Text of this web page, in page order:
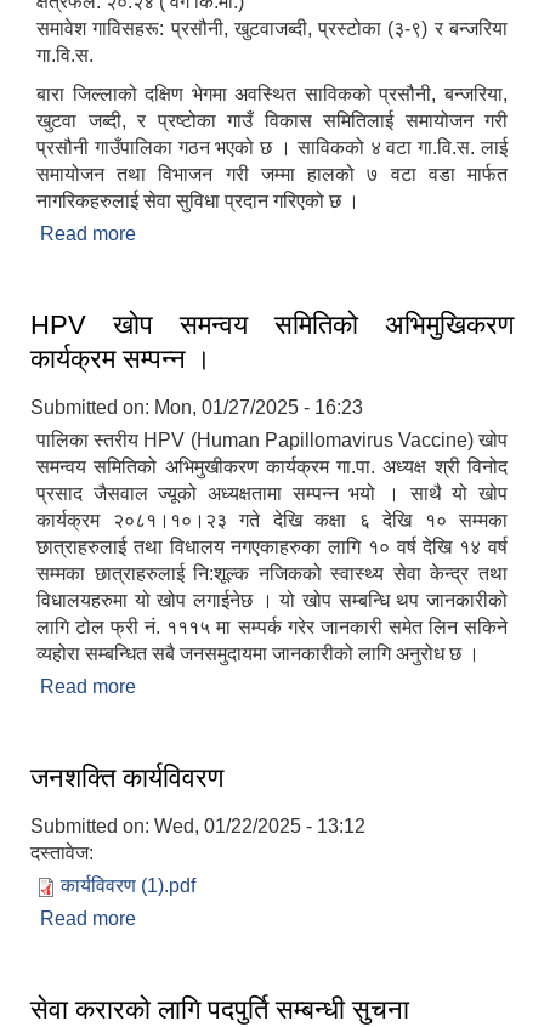
समावेश गाविसहरू: प्रसौनी, खुटवाजब्दी, प्रस्टोका (३-९) र बन्जरिया
गा.वि.स.
बारा जिल्लाको दक्षिण भेगमा अवस्थित साविकको प्रसौनी, बन्जरिया,
खुटवा जब्दी, र प्रष्टोका गाउँ विकास समितिलाई समायोजन गरी
प्रसौनी गाउँपालिका गठन भएको छ । साविकको ४ वटा गा.वि.स. लाई
समायोजन तथा विभाजन गरी जम्मा हालको ७ वटा वडा मार्फत
नागरिकहरुलाई सेवा सुविधा प्रदान गरिएको छ ।
Read more
HPV खोप समन्वय समितिको अभिमुखिकरण
कार्यक्रम सम्पन्न ।
Submitted on: Mon, 01/27/2025 - 16:23
पालिका स्तरीय HPV (Human Papillomavirus Vaccine) खोप
समन्वय समितिको अभिमुखीकरण कार्यक्रम गा.पा. अध्यक्ष श्री विनोद
प्रसाद जैसवाल ज्यूको अध्यक्षतामा सम्पन्न भयो । साथै यो खोप
कार्यक्रम २०८१।१०।२३ गते देखि कक्षा ६ देखि १० सम्मका
छात्राहरुलाई तथा विधालय नगएकाहरुका लागि १० वर्ष देखि १४ वर्ष
सम्मका छात्राहरुलाई नि:शूल्क नजिकको स्वास्थ्य सेवा केन्द्र तथा
विधालयहरुमा यो खोप लगाईनेछ । यो खोप सम्बन्धि थप जानकारीको
लागि टोल फ्री नं. १११५ मा सम्पर्क गरेर जानकारी समेत लिन सकिने
व्यहोरा सम्बन्धित सबै जनसमुदायमा जानकारीको लागि अनुरोध छ ।
Read more
जनशक्ति कार्यविवरण
Submitted on: Wed, 01/22/2025 - 13:12
दस्तावेज:
कार्यविवरण (1).pdf
Read more
सेवा करारको लागि पदपुर्ति सम्बन्धी सुचना